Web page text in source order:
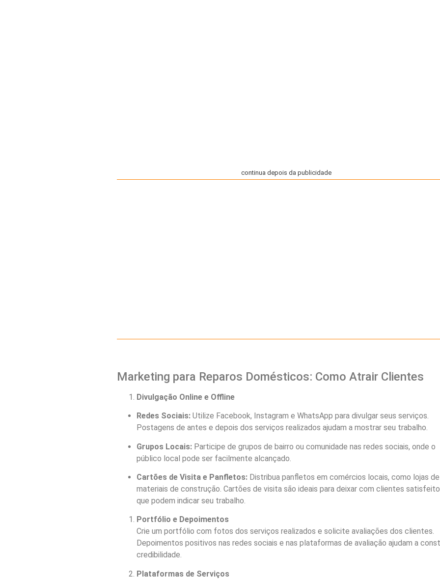
continua depois da publicidade
Marketing para Reparos Domésticos: Como Atrair Clientes
Divulgação Online e Offline
Redes Sociais:Utilize Facebook, Instagram e WhatsApp para divulgar seus serviços.
Postagens de antes e depois dos serviços realizados ajudam a mostrar seu trabalho.
Grupos Locais:Participe de grupos de bairro ou comunidade nas redes sociais, onde o
público local pode ser facilmente alcançado.
Cartões de Visita e Panfletos:Distribua panfletos em comércios locais, como lojas de
materiais de construção. Cartões de visita são ideais para deixar com clientes
que podem indicar seu trabalho.
Portfólio e Depoimentos
Crie um portfólio com fotos dos serviços realizados e solicite avaliações dos clientes.
Depoimentos positivos nas redes sociais e nas plataformas de avaliação ajudam a
credibilidade.
Plataformas de Serviços